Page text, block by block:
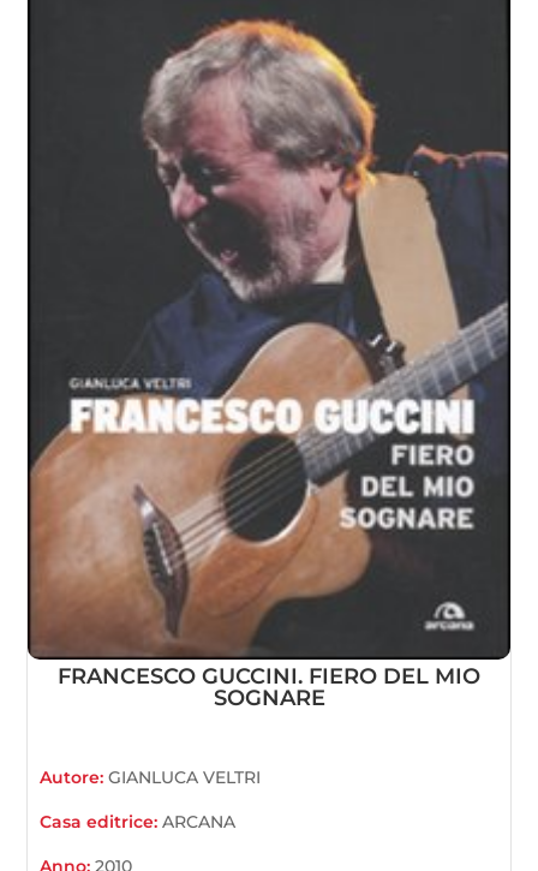
FRANCESCO GUCCINI. FIERO DEL MIO
SOGNARE
Autore:GIANLUCA VELTRI
Casa editrice:ARCANA
Anno:2010